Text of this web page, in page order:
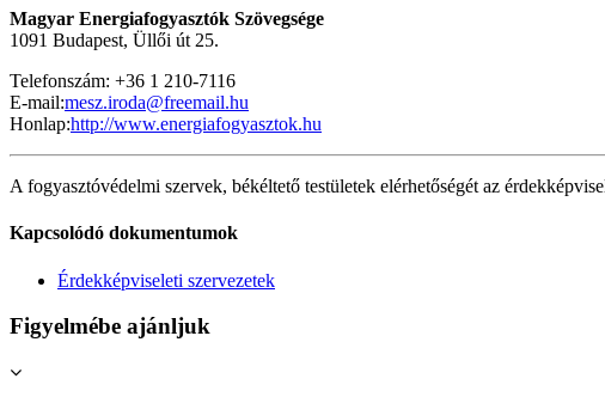
Magyar Energiafogyasztók Szövegsége
1091 Budapest, Üllői út 25.
Telefonszám: +36 1 210-7116
E-mail:mesz.iroda@freemail.hu
Honlap:http://www.energiafogyasztok.hu
A fogyasztóvédelmi szervek, békéltető testületek elérhetőségét az
Kapcsolódó dokumentumok
Érdekképviseleti szervezetek
Figyelmébe ajánljuk